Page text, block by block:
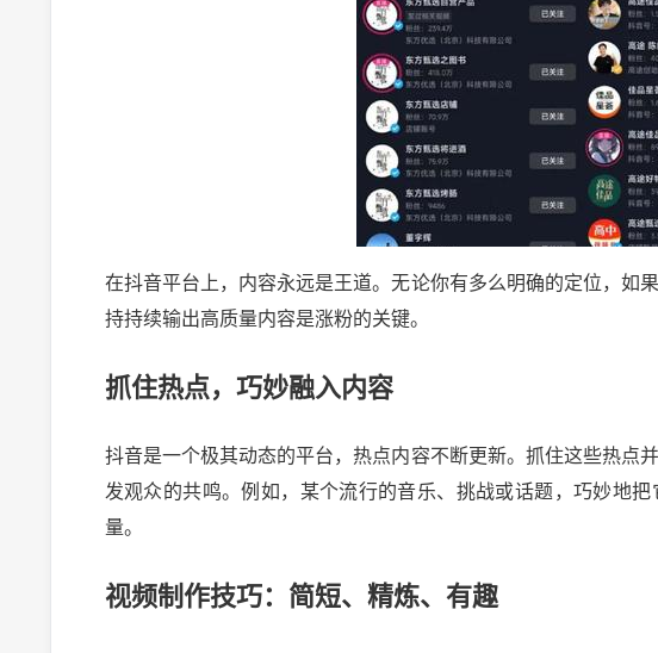
在抖音平台上，内容永远是王道。无论你有多么明确的定位，如
持持续输出高质量内容是涨粉的关键。
抓住热点，巧妙融入内容
抖音是一个极其动态的平台，热点内容不断更新。抓住这些热点
发观众的共鸣。例如，某个流行的音乐、挑战或话题，巧妙地
量。
视频制作技巧：简短、精炼、有趣